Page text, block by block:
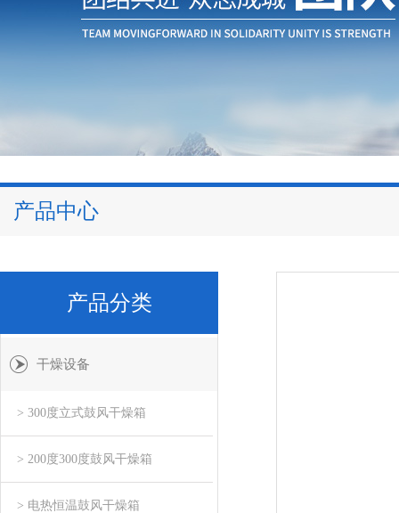
产品中心
产品分类
干燥设备
> 300度立式鼓风干燥箱
> 200度300度鼓风干燥箱
> 电热恒温鼓风干燥箱